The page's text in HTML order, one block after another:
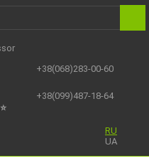
⭐
+38(068)283-00-60
+38(099)487-18-64
RU
UA